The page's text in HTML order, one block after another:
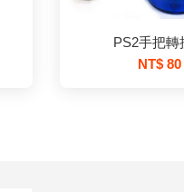
PS2手把轉
NT$ 80